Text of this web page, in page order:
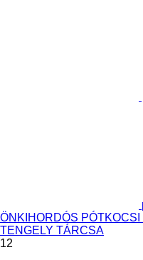
ÖNKIHORDÓS
TENGELY TÁRCSA
12